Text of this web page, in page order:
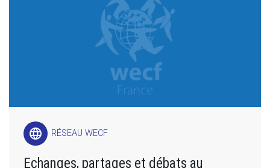
language RÉSEAU WECF
Echanges, partages et débats au